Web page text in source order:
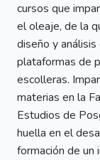
cursos que
el oleaje, de la
diseño y
plataformas de
escolleras.
materias en la
Estudios de
huella en el
formación de un